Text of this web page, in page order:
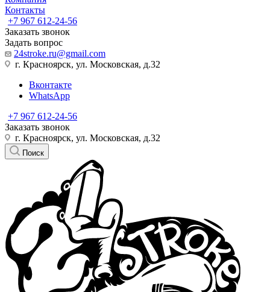
Контакты
+7 967 612-24-56
Заказать звонок
Задать вопрос
24stroke.ru@gmail.com
г. Красноярск, ул. Московская, д.32
Вконтакте
WhatsApp
+7 967 612-24-56
Заказать звонок
г. Красноярск, ул. Московская, д.32
Поиск